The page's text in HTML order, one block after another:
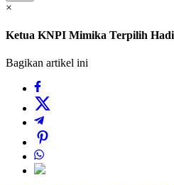
×
Ketua KNPI Mimika Terpilih
Bagikan artikel ini